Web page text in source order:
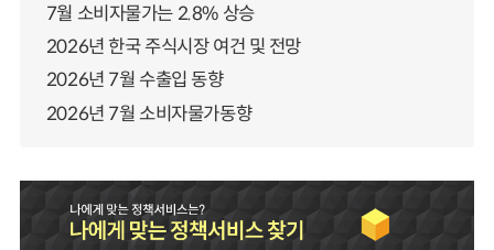
7월 소비자물가는 2.8% 상승
2026년 한국 주식시장 여건 및 전망
2026년 7월 수출입 동향
2026년 7월 소비자물가동향